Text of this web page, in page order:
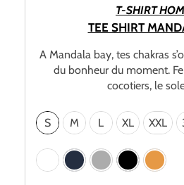
T-SHIRT
TEE SHIRT
A Mandala bay, tes chakras
du bonheur du moment.
cocotiers, le
S M L XL XXL